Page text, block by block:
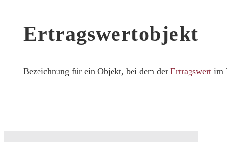
Ertragswertobjekt
Bezeichnung für ein Objekt, bei dem der Ertragswert im